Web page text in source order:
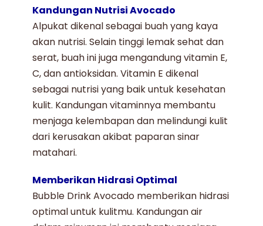
Kandungan Nutrisi Avocado
Alpukat dikenal sebagai buah yang kaya
akan nutrisi. Selain tinggi lemak sehat dan
serat, buah ini juga mengandung vitamin E,
C, dan antioksidan. Vitamin E dikenal
sebagai nutrisi yang baik untuk kesehatan
kulit. Kandungan vitaminnya membantu
menjaga kelembapan dan melindungi kulit
dari kerusakan akibat paparan sinar
matahari.
Memberikan Hidrasi Optimal
Bubble Drink Avocado memberikan hidrasi
optimal untuk kulitmu. Kandungan air